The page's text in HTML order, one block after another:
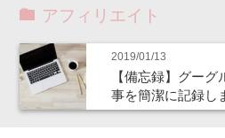
アフィリエイト
2019/01/13
【備忘録】グー
事を簡潔に記録し